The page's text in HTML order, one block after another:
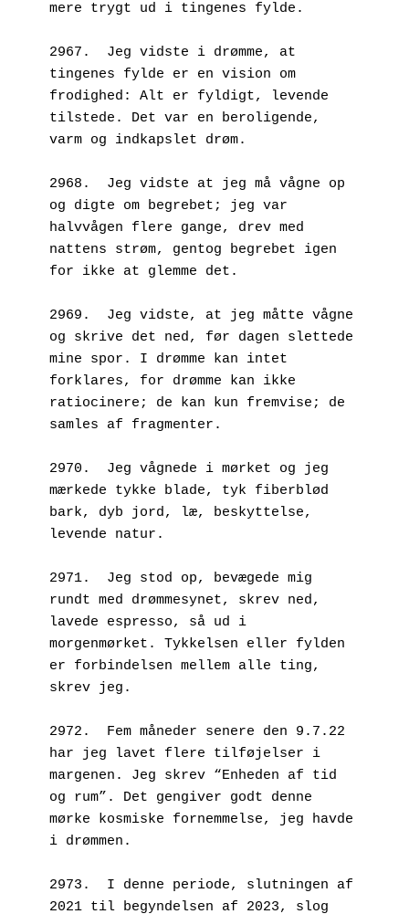
mere trygt ud i tingenes fylde.
2967.  Jeg vidste i drømme, at
tingenes fylde er en vision om
frodighed: Alt er fyldigt, levende
tilstede. Det var en beroligende,
varm og indkapslet drøm.
2968.  Jeg vidste at jeg må vågne op
og digte om begrebet; jeg var
halvvågen flere gange, drev med
nattens strøm, gentog begrebet igen
for ikke at glemme det.
2969.  Jeg vidste, at jeg måtte vågne
og skrive det ned, før dagen slettede
mine spor. I drømme kan intet
forklares, for drømme kan ikke
ratiocinere; de kan kun fremvise; de
samles af fragmenter.
2970.  Jeg vågnede i mørket og jeg
mærkede tykke blade, tyk fiberblød
bark, dyb jord, læ, beskyttelse,
levende natur.
2971.  Jeg stod op, bevægede mig
rundt med drømmesynet, skrev ned,
lavede espresso, så ud i
morgenmørket. Tykkelsen eller fylden
er forbindelsen mellem alle ting,
skrev jeg.
2972.  Fem måneder senere den 9.7.22
har jeg lavet flere tilføjelser i
margenen. Jeg skrev “Enheden af tid
og rum”. Det gengiver godt denne
mørke kosmiske fornemmelse, jeg havde
i drømmen.
2973.  I denne periode, slutningen af
2021 til begyndelsen af 2023, slog